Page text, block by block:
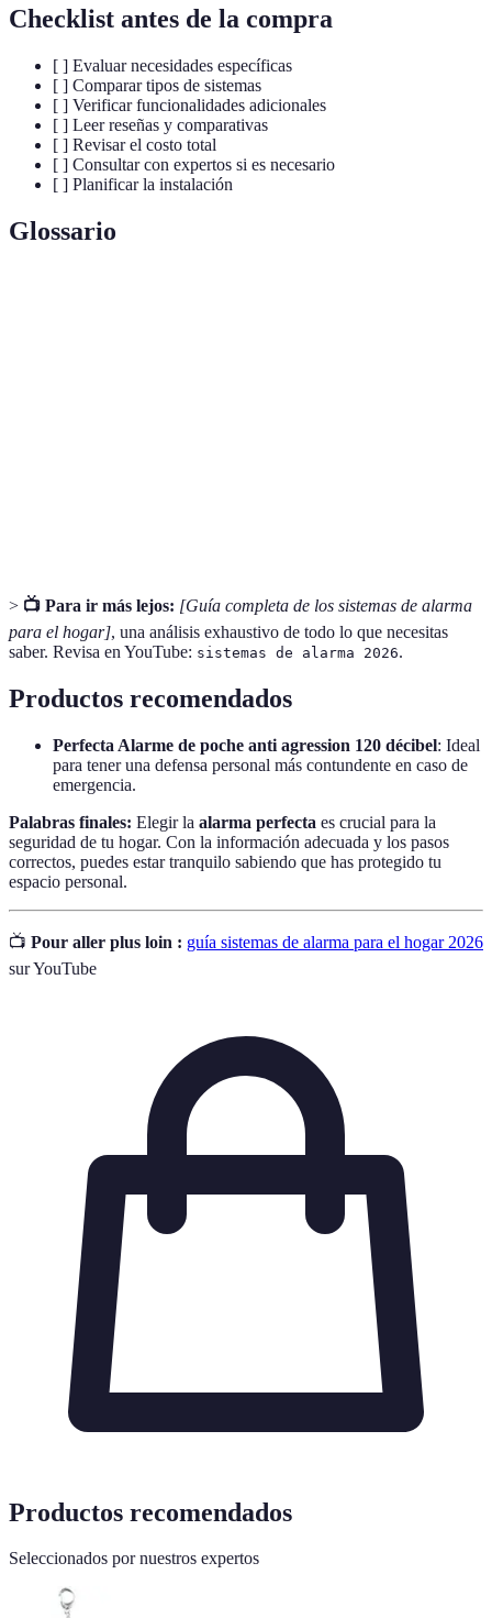
Checklist antes de la compra
[ ] Evaluar necesidades específicas
[ ] Comparar tipos de sistemas
[ ] Verificar funcionalidades adicionales
[ ] Leer reseñas y comparativas
[ ] Revisar el costo total
[ ] Consultar con expertos si es necesario
[ ] Planificar la instalación
Glossario
> 📺 Para ir más lejos: [Guía completa de los sistemas de alarma
para el hogar], una análisis exhaustivo de todo lo que necesitas
saber. Revisa en YouTube: sistemas de alarma 2026.
Productos recomendados
Perfecta Alarme de poche anti agression 120 décibel: Ideal
para tener una defensa personal más contundente en caso de
emergencia.
Palabras finales: Elegir la alarma perfecta es crucial para la
seguridad de tu hogar. Con la información adecuada y los pasos
correctos, puedes estar tranquilo sabiendo que has protegido tu
espacio personal.
📺 Pour aller plus loin : guía sistemas de alarma para el hogar 2026
sur YouTube
Productos recomendados
Seleccionados por nuestros expertos